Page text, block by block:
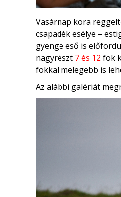
Vasárnap kora
csapadék esélye –
gyenge eső is
nagyrészt 7 és 12 fok
fokkal melegebb is
Az alábbi galériát